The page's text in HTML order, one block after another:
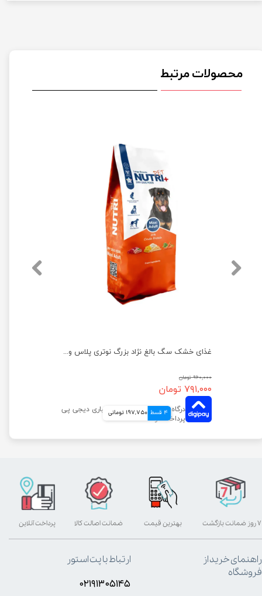
محصولات مرتبط
غذای خشک سگ بالغ نژاد بزرگ نوتری پلاس وزن 2 کیلوگرم
۹۶۰,۰۰۰ تومان
۷۹۱,۰۰۰ تومان
4 قسط 197,750 تومانی
بهترین قیمت پرداخت آنلاین ۷ روز ضمانت بازگشت ضمانت اصالت کالا
راهنمای خرید از
فروشگاه
ارتباط با پت استور
۰۲۱۹۱۳۰۵۱۴۵